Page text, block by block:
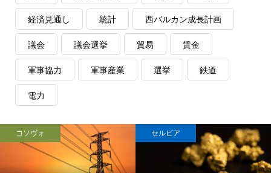
経済見通し 統計 西バルカン成長計画
議会 議会選挙 貿易 賃金
軍事協力 軍事産業 選挙 鉄道
電力
コソヴォ セルビア